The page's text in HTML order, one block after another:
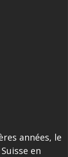
années, le
en